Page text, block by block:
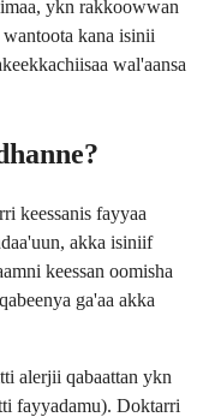
ykn rakkoowwan
kana isinii
wal'aansa
keessanis fayyaa
akka isiniif
keessan oomisha
ga'aa akka
alerjii qabaattan ykn
fayyadamu). Doktarri